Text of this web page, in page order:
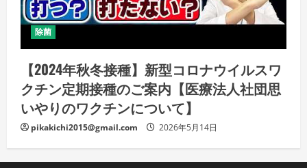
除菌
【2024年秋冬接種】新型コロナウイルスワ
クチン定期接種のご案内【医療法人社団思
いやりのワクチンについて】
pikakichi2015@gmail.com 2026年5月14日